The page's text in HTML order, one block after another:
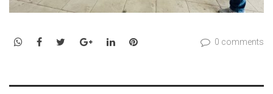
WhatsApp
Facebook
TwitterGoogle+LinkedInPinterest 0 comments